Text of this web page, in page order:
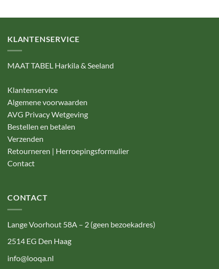
KLANTENSERVICE
MAAT TABEL Harkila & Seeland
Klantenservice
Algemene voorwaarden
AVG Privacy Wetgeving
Bestellen en betalen
Verzenden
Retourneren | Herroepingsformulier
Contact
CONTACT
Lange Voorhout 58A – 2 (geen bezoekadres)
2514 EG Den Haag
info@looqa.nl